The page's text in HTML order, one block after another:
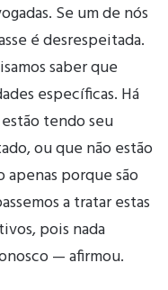
Se um de nós
é desrespeitada.
saber que
específicas. Há
tendo seu
ou que não estão
porque são
a tratar estas
pois nada
— afirmou.